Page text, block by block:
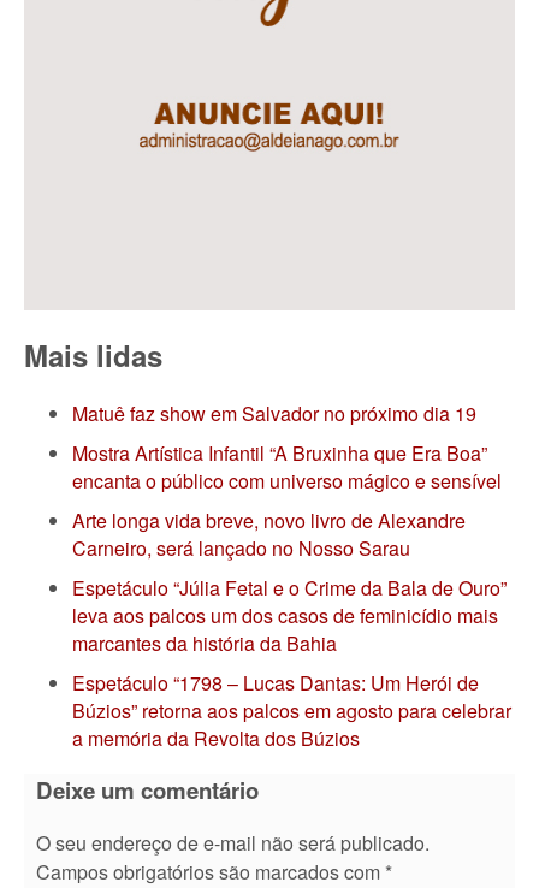
Mais lidas
Matuê faz show em Salvador no próximo dia 19
Mostra Artística Infantil “A Bruxinha que Era Boa”
encanta o público com universo mágico e sensível
Arte longa vida breve, novo livro de Alexandre
Carneiro, será lançado no Nosso Sarau
Espetáculo “Júlia Fetal e o Crime da Bala de Ouro”
leva aos palcos um dos casos de feminicídio mais
marcantes da história da Bahia
Espetáculo “1798 – Lucas Dantas: Um Herói de
Búzios” retorna aos palcos em agosto para celebrar
a memória da Revolta dos Búzios
Deixe um comentário
O seu endereço de e-mail não será publicado.
Campos obrigatórios são marcados com *